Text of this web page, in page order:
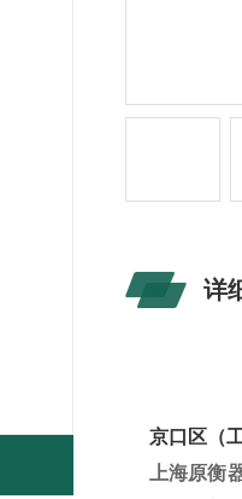
详
京口区（
上海原衡